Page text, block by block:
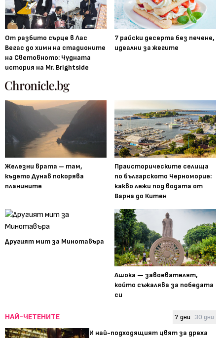
От разбито сърце в Лас
Вегас до химн на стадионите
на Световното: Чудната
история на Mr. Brightside
7 райски десерта без печене,
идеални за жегите
Железни врата – там,
където Дунав покорява
планините
Праисторическите селища
по българското Черноморие:
какво лежи под водата от
Варна до Китен
Другият мит за Минотавъра
Ашока — завоевателят,
който съжалява за победата
си
НАЙ-ЧЕТЕНИТЕ 7 дни 30 дни
И най-подходящият цвят за дреха